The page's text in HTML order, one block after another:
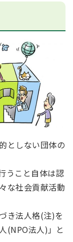
としない団体の
うこと自体は認
な社会貢献活動
き法人格(注)を
(NPO法人)」と